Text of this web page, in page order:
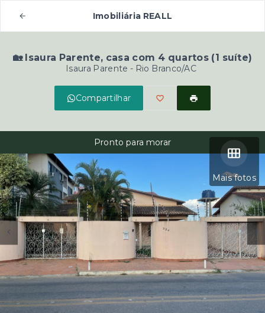
Imobiliária REALL
🏡 Isaura Parente, casa com 4 quartos (1 suíte)
Isaura Parente - Rio Branco/AC
Compartilhar
Mais fotos
Pronto para morar